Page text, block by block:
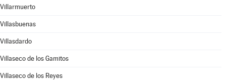
Villarmuerto
Villasbuenas
Villasdardo
Villaseco de los Gamitos
Villaseco de los Reyes